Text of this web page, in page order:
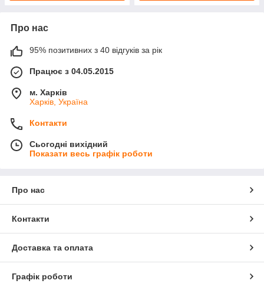
Про нас
95% позитивних з 40 відгуків за рік
Працює з 04.05.2015
м. Харків
Харків, Україна
Контакти
Сьогодні вихідний
Показати весь графік роботи
Про нас
Контакти
Доставка та оплата
Графік роботи